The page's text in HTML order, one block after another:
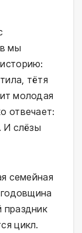
мы
тётя
молодая
отвечает:
И слёзы
семейная
праздник
цикл.